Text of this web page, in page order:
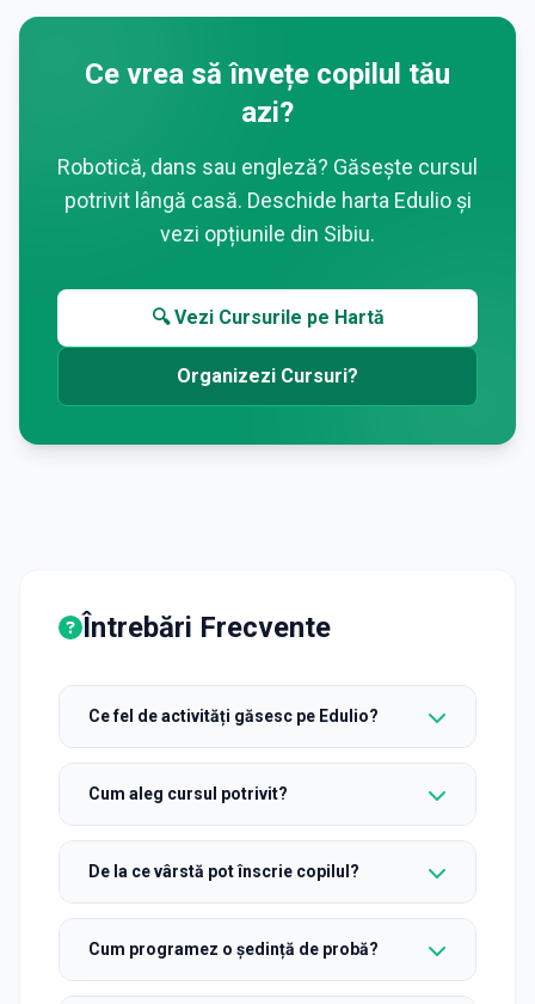
Ce vrea să învețe copilul tău
azi?
Robotică, dans sau engleză? Găsește cursul
potrivit lângă casă. Deschide harta Edulio și
vezi opțiunile din Sibiu.
🔍 Vezi Cursurile pe Hartă
Organizezi Cursuri?
Întrebări Frecvente
Ce fel de activități găsesc pe Edulio?
Cum aleg cursul potrivit?
De la ce vârstă pot înscrie copilul?
Cum programez o ședință de probă?